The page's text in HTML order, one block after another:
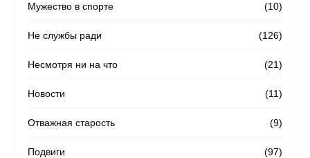
(10)
Мужество в спорте
(126)
Не службы ради
(21)
Несмотря ни на что
(11)
Новости
(9)
Отважная старость
(97)
Подвиги